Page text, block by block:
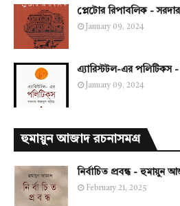
প্লেটোর রিপাবলিক -
January 09, 2024
এ্যারিস্টটল-এর
January 09, 2024
হুমায়ুন আজাদ রচনাসমগ্র
নির্বাচিত প্রবন্ধ - হুমায়ুন
February 21, 2025